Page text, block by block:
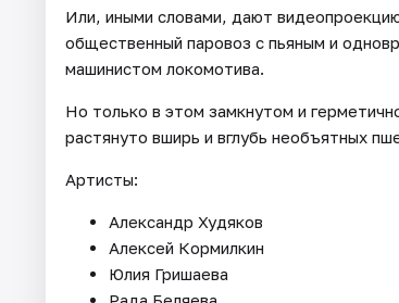
Или, иными словами, дают
общественный паровоз с пьяным и
машинистом локомотива.
Но только в этом замкнутом и
растянуто вширь и вглубь необъятных
Артисты:
Александр Худяков
Алексей Кормилкин
Юлия Гришаева